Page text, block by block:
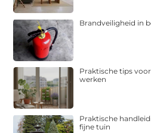
Brandveiligheid in
Praktische tips
werken
Praktische
fijne tuin